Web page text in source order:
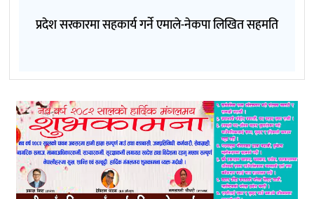
प्रदेश सरकारमा सहकार्य गर्ने एमाले-नेकपा लिखित सहमति